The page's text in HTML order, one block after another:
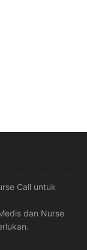
Call untuk
dan Nurse